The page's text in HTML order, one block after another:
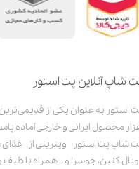
شاپ آنلاین پت استور
محصول ایرانی و خارجی
شاپ پت استور، ویترینی از
کنین، جوسرا و .. همراه با